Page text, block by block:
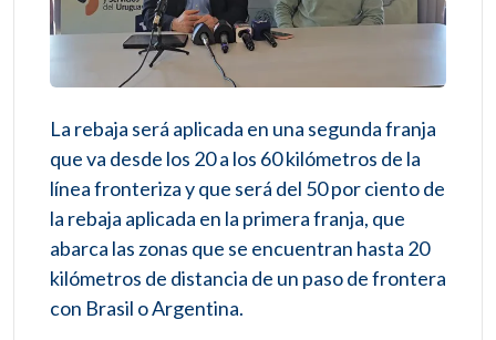
La rebaja será aplicada en una segunda franja
que va desde los 20 a los 60 kilómetros de la
línea fronteriza y que será del 50 por ciento de
la rebaja aplicada en la primera franja, que
abarca las zonas que se encuentran hasta 20
kilómetros de distancia de un paso de frontera
con Brasil o Argentina.